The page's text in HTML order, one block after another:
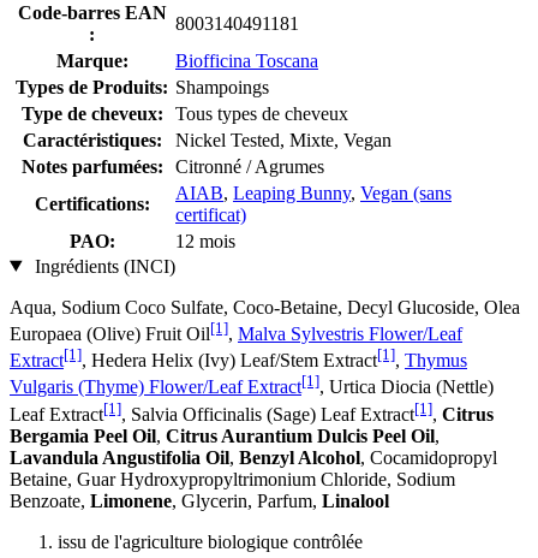
Code-barres EAN
:
8003140491181
Marque:
Biofficina Toscana
Types de Produits: Shampoings
Type de cheveux:
Tous types de cheveux
Caractéristiques:
Nickel Tested, Mixte, Vegan
Notes parfumées:
Citronné / Agrumes
Certifications:
AIAB, Leaping Bunny, Vegan (sans
certificat)
PAO:
12 mois
Ingrédients (INCI)
Aqua, Sodium Coco­ Sulfate, Coco-Betaine, Decyl Glucoside, Olea
Europaea (Olive) Fruit Oil[1], Malva Sylvestris Flower/Leaf
Extract[1], Hedera Helix (Ivy) Leaf/Stem Extract[1], Thymus
Vulgaris (Thyme) Flower/Leaf Extract[1], Urtica Diocia (Nettle)
Leaf Extract[1], Salvia Officinalis (Sage) Leaf Extract[1], Citrus
Bergamia Peel Oil, Citrus Aurantium Dulcis Peel Oil,
Lavandula Angustifolia Oil, Benzyl Alcohol, Cocamidopropyl
Betaine, Guar Hydroxypropyltrimonium Chloride, Sodium
Benzoate, Limonene, Glycerin, Parfum, Linalool
issu de l'agriculture biologique contrôlée